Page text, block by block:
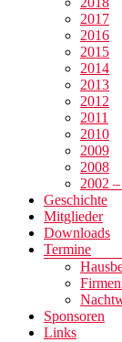
2017
2016
2015
2014
2013
2012
2011
2010
2009
2008
2002
Geschichte
Mitglieder
Downloads
Termine
Sponsoren
Links